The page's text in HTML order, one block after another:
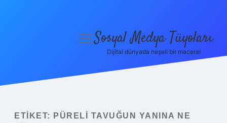
Yasal Uyarı
menüyüSosyal Medya Tüyoları
Dijital dünyada neşeli bir macera!
ETIKET:
PÜRELI TAVUĞUN YANINA NE